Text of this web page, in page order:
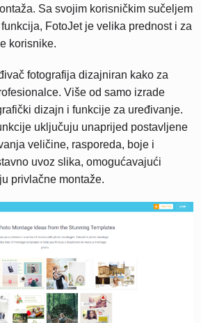
Sa svojim korisničkim sučeljem
FotoJet je velika prednost i za
korisnike.
fotografija dizajniran kako za
Više od samo izrade
dizajn i funkcije za uređivanje.
uključuju unaprijed postavljene
veličine, rasporeda, boje i
uvoz slika, omogućavajući
privlačne montaže.